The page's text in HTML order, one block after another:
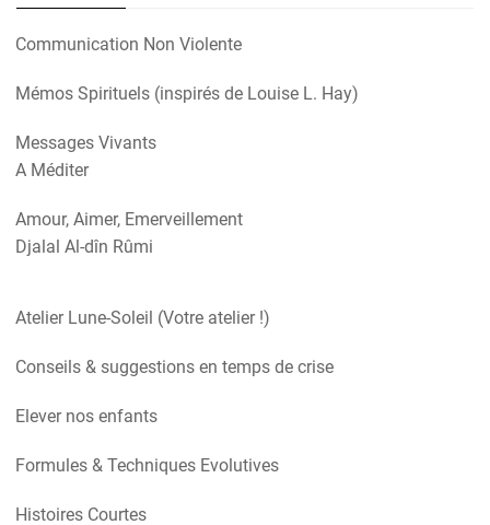
Communication Non Violente
Mémos Spirituels (inspirés de Louise L. Hay)
Messages Vivants
A Méditer
Amour, Aimer, Emerveillement
Djalal Al-dîn Rûmi
Atelier Lune-Soleil (Votre atelier !)
Conseils & suggestions en temps de crise
Elever nos enfants
Formules & Techniques Evolutives
Histoires Courtes